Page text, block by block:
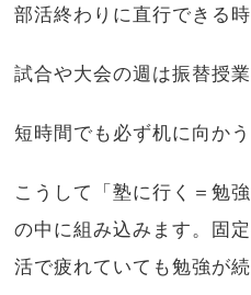
部活終わりに直行できる
試合や大会の週は振替授
短時間でも必ず机に向か
こうして「塾に行く＝勉
の中に組み込みます。固
活で疲れていても勉強が